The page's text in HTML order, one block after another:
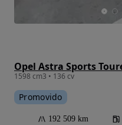
1598 cm3 • 136 cv
Promovido
192 509 km